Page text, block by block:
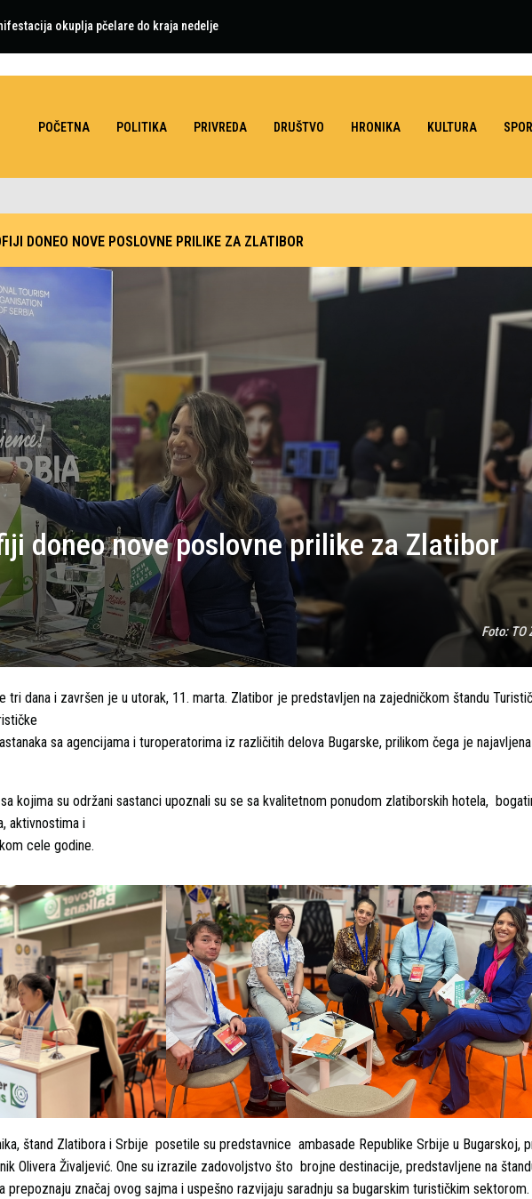
okuplja pčelare do kraja nedelje
alarm zbog vrućina
POČETNA POLITIKA PRIVREDA DRUŠTVO HRONIKA KULTURA
DONEO NOVE POSLOVNE PRILIKE ZA ZLATIBOR
doneo nove poslovne prilike za Zlatibor
Foto:TO
tri dana i završen je u utorak, 11. marta. Zlatibor je predstavljen na zajedničkom štandu
sa agencijama i turoperatorima iz različitih delova Bugarske, prilikom čega je najavljena
kojima su održani sastanci upoznali su se sa kvalitetnom ponudom zlatiborskih hotela,
aktivnostima i
cele godine.
štand Zlatibora i Srbije posetile su predstavnice ambasade Republike Srbije u Bugarskoj,
Olivera Živaljević. One su izrazile zadovoljstvo što brojne destinacije, predstavljene na
značaj ovog sajma i uspešno razvijaju saradnju sa bugarskim turističkim sektorom.